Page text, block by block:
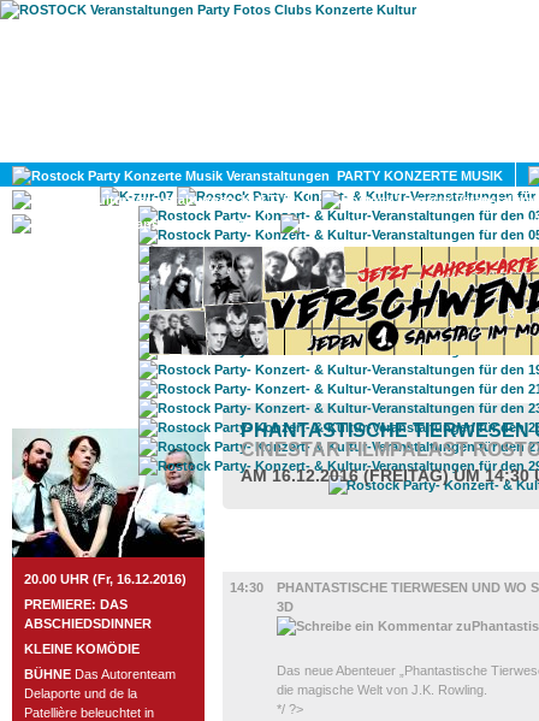
PARTY KONZERTE MUSIK
KULTUR
GAY
ROSTOCK TAGESTIPP
20.00 UHR (Fr, 16.12.2016)
PREMIERE: DAS
ABSCHIEDSDINNER
KLEINE KOMÖDIE
BÜHNE Das Autorenteam
Delaporte und de la
Patellière beleuchtet in
PHANTASTISCHE TIERWESEN
CINESTAR FILMPALAST
AM 16.12.2016 (FREITAG) UM 14:30
14:30
PHANTASTISCHE TIERWESEN UND WO
3D
Das neue Abenteuer „Phantastische
die magische Welt von J.K. Rowling.
*/ ?>